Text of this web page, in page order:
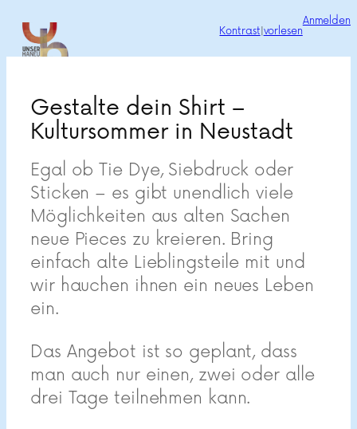
Zum
Inhalt
springen
Kontrast vorlesen
Anmelden
Gestalte dein Shirt –
Kultursommer in Neustadt
Egal ob Tie Dye, Siebdruck oder
Sticken – es gibt unendlich viele
Möglichkeiten aus alten Sachen
neue Pieces zu kreieren. Bring
einfach alte Lieblingsteile mit und
wir hauchen ihnen ein neues Leben
ein.
Das Angebot ist so geplant, dass
man auch nur einen, zwei oder alle
drei Tage teilnehmen kann.